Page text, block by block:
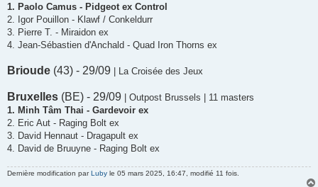
1. Paolo Camus - Pidgeot ex Control
2. Igor Pouillon - Klawf / Conkeldurr
3. Pierre T. - Miraidon ex
4. Jean-Sébastien d'Anchald - Quad Iron Thorns ex
Brioude (43) - 29/09 | La Croisée des Jeux
Bruxelles (BE) - 29/09 | Outpost Brussels | 11 masters
1. Minh Tâm Thai - Gardevoir ex
2. Eric Aut - Raging Bolt ex
3. David Hennaut - Dragapult ex
4. David de Bruuyne - Raging Bolt ex
Dernière modification parLuby le 05 mars 2025, 16:47, modifié 11 fois.